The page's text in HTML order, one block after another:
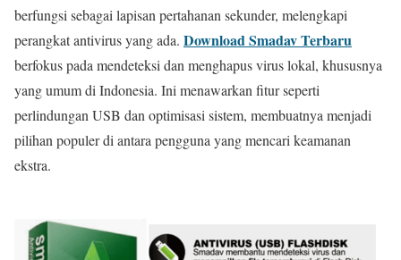
berfungsi sebagai lapisan pertahanan sekunder, melengkapi
perangkat antivirus yang ada. Download Smadav Terbaru
berfokus pada mendeteksi dan menghapus virus lokal, khususnya
yang umum di Indonesia. Ini menawarkan fitur seperti
perlindungan USB dan optimisasi sistem, membuatnya menjadi
pilihan populer di antara pengguna yang mencari keamanan
ekstra.